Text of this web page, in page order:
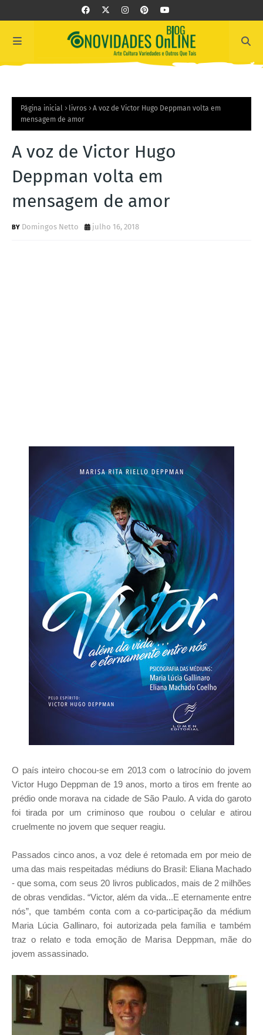
Página inicial livros
A voz de Victor Hugo Deppman volta em
mensagem de amor
A voz de Victor Hugo
Deppman volta em
mensagem de amor
Domingos Netto julho 16, 2018
O país inteiro chocou-se em 2013 com o latrocínio do jovem
Victor Hugo Deppman de 19 anos, morto a tiros em frente ao
prédio onde morava na cidade de São Paulo. A vida do garoto
foi tirada por um criminoso que roubou o celular e atirou
cruelmente no jovem que sequer reagiu.
Passados cinco anos, a voz dele é retomada em por meio de
uma das mais respeitadas médiuns do Brasil: Eliana Machado
- que soma, com seus 20 livros publicados, mais de 2 milhões
de obras vendidas. “Victor, além da vida...E eternamente entre
nós”, que também conta com a co-participação da médium
Maria Lúcia Gallinaro, foi autorizada pela família e também
traz o relato e toda emoção de Marisa Deppman, mãe do
jovem assassinado.